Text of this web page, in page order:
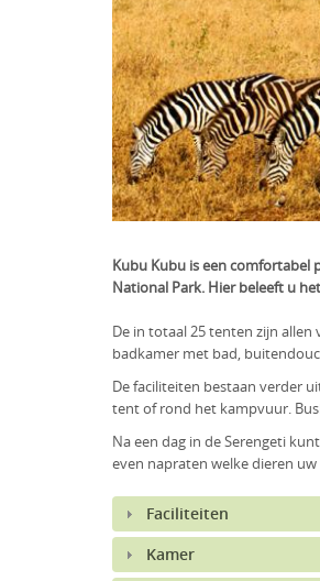
Kubu Kubu is een comfortabel
National Park. Hier beleeft u
De in totaal 25 tenten zijn
badkamer met bad,
De faciliteiten bestaan verder
tent of rond het kampvuur.
Na een dag in de Serengeti
even napraten welke dieren
Faciliteiten
Kamer